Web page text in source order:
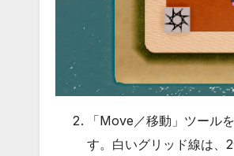
「Move／移動」ツール
す。白いグリッド線は、